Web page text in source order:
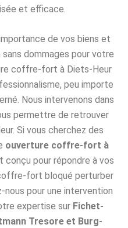
et efficace.
de vos biens et
dommages pour votre
coffre-fort à Diets-Heur
peu importe
Nous intervenons dans
permettre de retrouver
Si vous cherchez des
ouverture coffre-fort à
conçu pour répondre à vos
fort bloqué perturber
pour une intervention
expertise sur Fichet-
Tresore et Burg-